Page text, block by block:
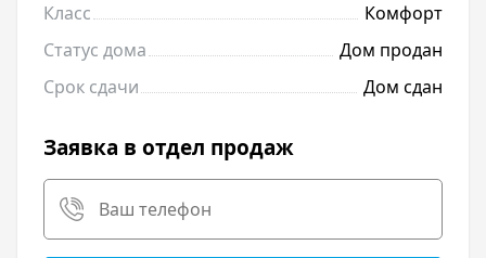
Класс
Комфорт
Статус дома
Дом продан
Срок сдачи
Дом сдан
Заявка в отдел продаж